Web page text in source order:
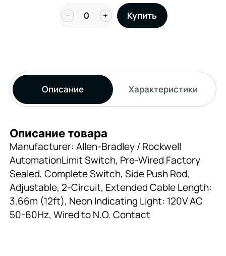
− + Купить
Описание Характеристики
Описание товара
Manufacturer: Allen-Bradley / Rockwell
AutomationLimit Switch, Pre-Wired Factory
Sealed, Complete Switch, Side Push Rod,
Adjustable, 2-Circuit, Extended Cable Length:
3.66m (12ft), Neon Indicating Light: 120V AC
50-60Hz, Wired to N.O. Contact